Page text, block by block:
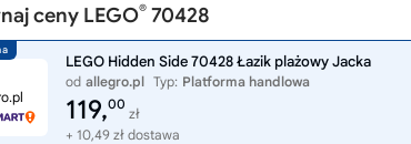
ceny LEGO® 70428
LEGO Hidden Side 70428 Łazik plażowy Jacka
od allegro.pl Typ: Platforma handlowa
119,00
zł
+ 10,49 zł dostawa